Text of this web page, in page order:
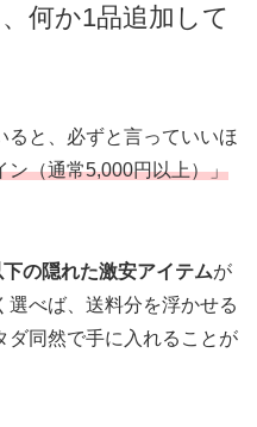
何か1品追加して
と、必ずと言っていいほ
ン（通常5,000円以上）」
の隠れた激安アイテムが
選べば、送料分を浮かせる
ダ同然で手に入れることが